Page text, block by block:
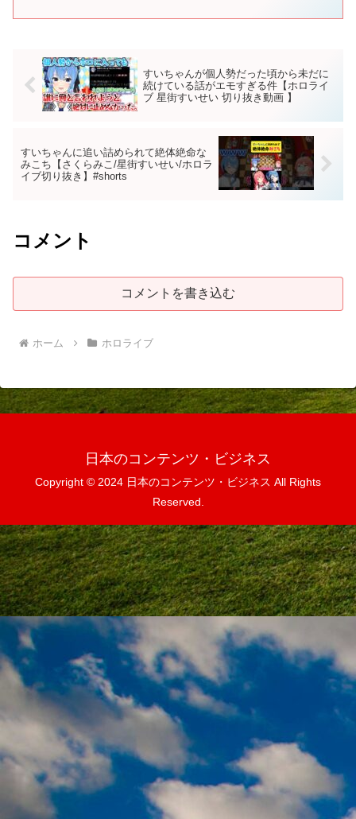
すいちゃんが個人勢だった頃から未だに
続けている話がエモすぎる件【ホロライ
ブ 星街すいせい 切り抜き動画 】
すいちゃんに追い詰められて絶体絶命な
みこち【さくらみこ/星街すいせい/ホロラ
イブ切り抜き】#shorts
コメント
コメントを書き込む
ホーム ホロライブ
日本のコンテンツ・ビジネス
Copyright © 2024 日本のコンテンツ・ビジネス All Rights
Reserved.